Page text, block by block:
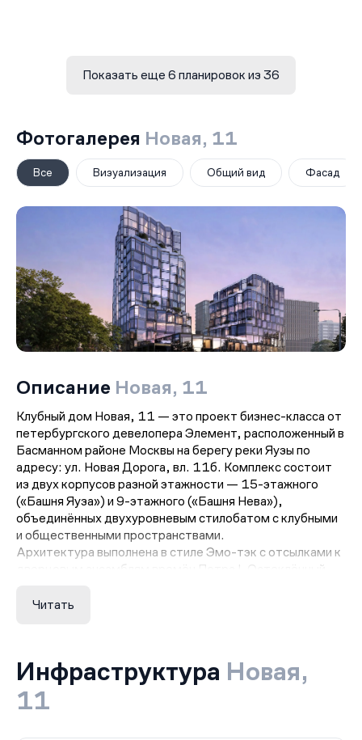
Показать еще 6 планировок из 36
Фотогалерея Новая, 11
Все Визуализация Общий вид Фасад
Описание Новая, 11
Клубный дом Новая, 11 — это проект бизнес-класса от
петербургского девелопера Элемент, расположенный в
Басманном районе Москвы на берегу реки Яузы по
адресу: ул. Новая Дорога, вл. 11б. Комплекс состоит
из двух корпусов разной этажности — 15-этажного
(«Башня Яуза») и 9-этажного («Башня Нева»),
объединённых двухуровневым стилобатом с клубными
и общественными пространствами.
Архитектура выполнена в стиле Эмо-тэк с отсылками к
дворцовым ансамблям времён Петра I. Остеклённый
ступенчатая форма 15-этажной секции гармонично
В проекте всего 139 квартир площадью от 28 до 150
м². Среди планировок есть уникальные форматы: с
террасами, потолками до 5,7 метра, мастер-блоком с
Читать
Инфраструктура Новая,
11